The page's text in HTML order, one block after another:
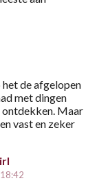
de afgelopen
met dingen
ontdekken. Maar
vast en zeker